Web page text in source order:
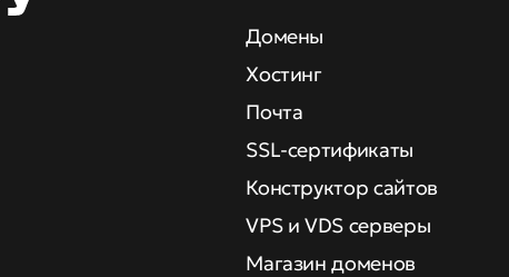
Домены
Хостинг
Почта
SSL-сертификаты
Конструктор сайтов
VPS и VDS серверы
Магазин доменов